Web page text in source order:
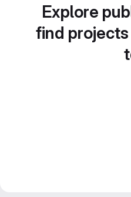
Explore
find